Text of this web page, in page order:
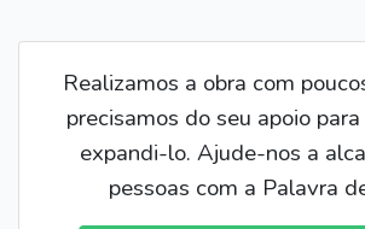
Realizamos a obra com
precisamos do seu apoio
expandi-lo. Ajude-nos a
pessoas com a Palavra